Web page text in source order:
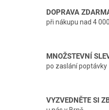
DOPRAVA
při nákupu nad 4
MNOŽSTEVNÍ
po zaslání poptávky
VYZVEDNĚTE SI